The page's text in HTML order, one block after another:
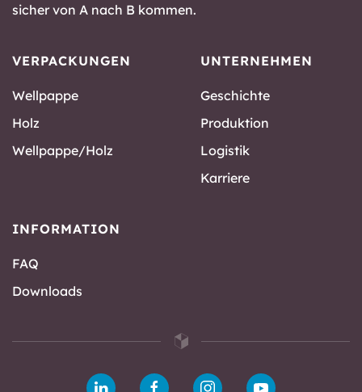
sicher von A nach B kommen.
VERPACKUNGEN
Wellpappe
Holz
Wellpappe/Holz
UNTERNEHMEN
Geschichte
Produktion
Logistik
Karriere
INFORMATION
FAQ
Downloads